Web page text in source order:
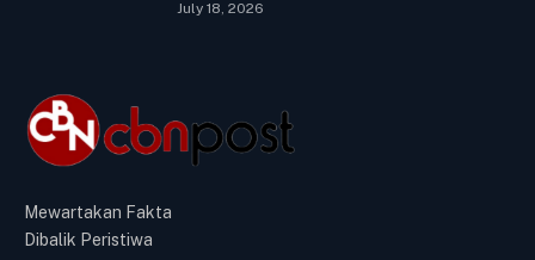
July 18, 2026
Mewartakan Fakta
Dibalik Peristiwa